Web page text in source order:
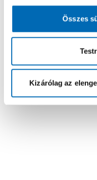
Összes
Kizárólag az